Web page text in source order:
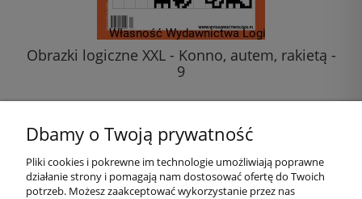
Obrazki logiczne XXL - Konno, autem, rakietą -
9
do koszyka
Pomoc
Dbamy o Twoją prywatność
Pliki cookies i pokrewne im technologie umożliwiają poprawne
działanie strony i pomagają nam dostosować ofertę do Twoich
potrzeb. Możesz zaakceptować wykorzystanie przez nas